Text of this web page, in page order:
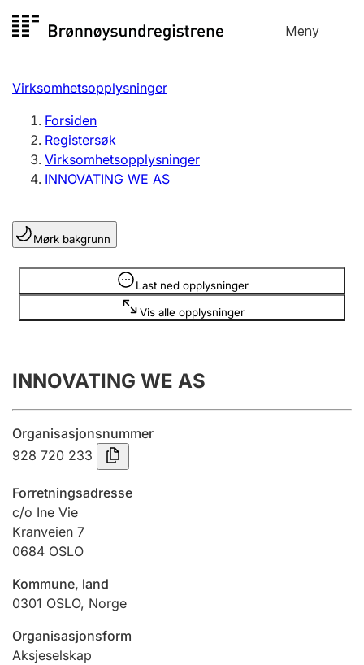
til
Meny
Registersøk
Aksjeselskap
Enkeltpersonforetak
Registrere, endre, slette
Lag og forening
Registrere, endre, slette
Årsregnskap
Innsending og forsinkelsesgebyr
Jeger
Betaling og jegeravgiftskort
Ektepaktveileder
Virksomhetsopplysninger
Forsiden
Registersøk
Virksomhetsopplysninger
INNOVATING WE AS
Mørk bakgrunn
Last ned opplysninger
Vis alle opplysninger
Opplysninger er skjult
INNOVATING WE AS
Organisasjonsnummer
928 720 233
Forretningsadresse
c/o Ine Vie
Kranveien 7
0684 OSLO
Kommune, land
0301 OSLO, Norge
Organisasjonsform
Aksjeselskap